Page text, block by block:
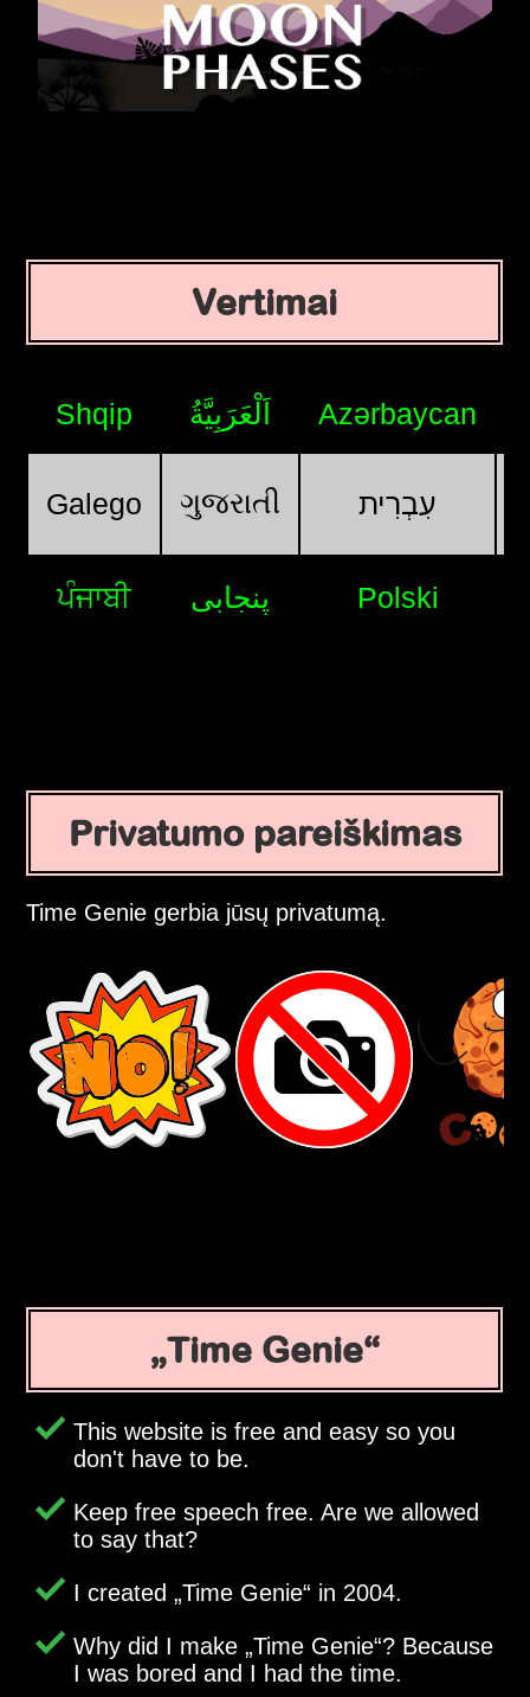
Vertimai
Shqip اَلْعَرَبِيَّةُ Azərbaycan
Galego ગુજરાતી עִבְרִית
ਪੰਜਾਬੀ پنجابی Polski
Privatumo pareiškimas
Time Genie gerbia jūsų privatumą.
Time Genie
This website is free and easy so you
don't have to be.
Keep free speech free. Are we allowed
to say that?
I created Time Genie in 2004.
Why did I make Time Genie ? Because
I was bored and I had the time.